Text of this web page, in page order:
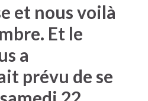
et nous voilà
Et le
a
prévu de se